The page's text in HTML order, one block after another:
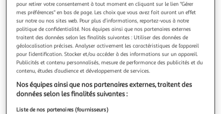
CANDY
Cave à vin de service 34 bouteilles - CWC034
Candy CWC034 Cave à vin de service CWC034 de
Candy.Réduit les effets des rayons UV : Pour réduire les
effets des rayons UV, les caves à vin Candy sont équipées
d'un verre spécial résistant aux UV. Ce verre reflète presque
tout le rayonnement UV nocif et empêche la détérioration
du vin.Système anti-v
En savoir +
Vendu par Nouveaux Marchands
Livraison dès 1/2 semaines
Livraison offerte
pour retirer votre consentement à tout moment en cliquant sur le lien "Gérer
mes préférences" en bas de page. Les choix que vous avez fait auront un effet
sur notre ou nos sites web. Pour plus d’informations, reportez-vous à notre
politique de confidentialité. Nos équipes ainsi que nos partenaires externes
traitent des données selon les finalités suivantes : Utiliser des données de
géolocalisation précises. Analyser activement les caractéristiques de l’appareil
pour l’identification. Stocker et/ou accéder à des informations sur un appareil.
Publicités et contenu personnalisés, mesure de performance des publicités et du
contenu, études d’audience et développement de services.
Nos équipes ainsi que nos partenaires externes, traitent des
données selon les finalités suivantes :
Liste de nos partenaires (fournisseurs)